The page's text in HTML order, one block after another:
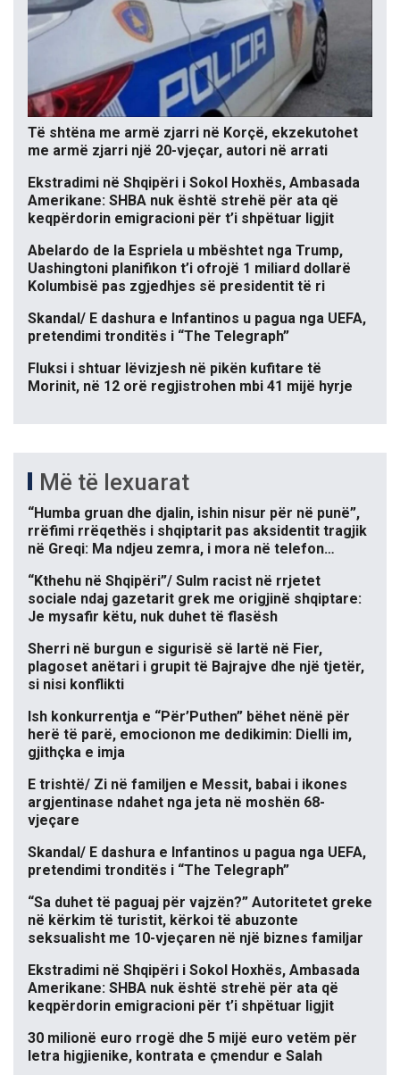
Të shtëna me armë zjarri në Korçë, ekzekutohet
me armë zjarri një 20-vjeçar, autori në arrati
Ekstradimi në Shqipëri i Sokol Hoxhës, Ambasada
Amerikane: SHBA nuk është strehë për ata që
keqpërdorin emigracioni për t’i shpëtuar ligjit
Abelardo de la Espriela u mbështet nga Trump,
Uashingtoni planifikon t’i ofrojë 1 miliard dollarë
Kolumbisë pas zgjedhjes së presidentit të ri
Skandal/ E dashura e Infantinos u pagua nga UEFA,
pretendimi tronditës i “The Telegraph”
Fluksi i shtuar lëvizjesh në pikën kufitare të
Morinit, në 12 orë regjistrohen mbi 41 mijë hyrje
Më të lexuarat
“Humba gruan dhe djalin, ishin nisur për në punë”,
rrëfimi rrëqethës i shqiptarit pas aksidentit tragjik
në Greqi: Ma ndjeu zemra, i mora në telefon…
“Kthehu në Shqipëri”/ Sulm racist në rrjetet
sociale ndaj gazetarit grek me origjinë shqiptare:
Je mysafir këtu, nuk duhet të flasësh
Sherri në burgun e sigurisë së lartë në Fier,
plagoset anëtari i grupit të Bajrajve dhe një tjetër,
si nisi konflikti
Ish konkurrentja e “Për’Puthen” bëhet nënë për
herë të parë, emocionon me dedikimin: Dielli im,
gjithçka e imja
E trishtë/ Zi në familjen e Messit, babai i ikones
argjentinase ndahet nga jeta në moshën 68-
vjeçare
Skandal/ E dashura e Infantinos u pagua nga UEFA,
pretendimi tronditës i “The Telegraph”
“Sa duhet të paguaj për vajzën?” Autoritetet greke
në kërkim të turistit, kërkoi të abuzonte
seksualisht me 10-vjeçaren në një biznes familjar
Ekstradimi në Shqipëri i Sokol Hoxhës, Ambasada
Amerikane: SHBA nuk është strehë për ata që
keqpërdorin emigracioni për t’i shpëtuar ligjit
30 milionë euro rrogë dhe 5 mijë euro vetëm për
letra higjienike, kontrata e çmendur e Salah